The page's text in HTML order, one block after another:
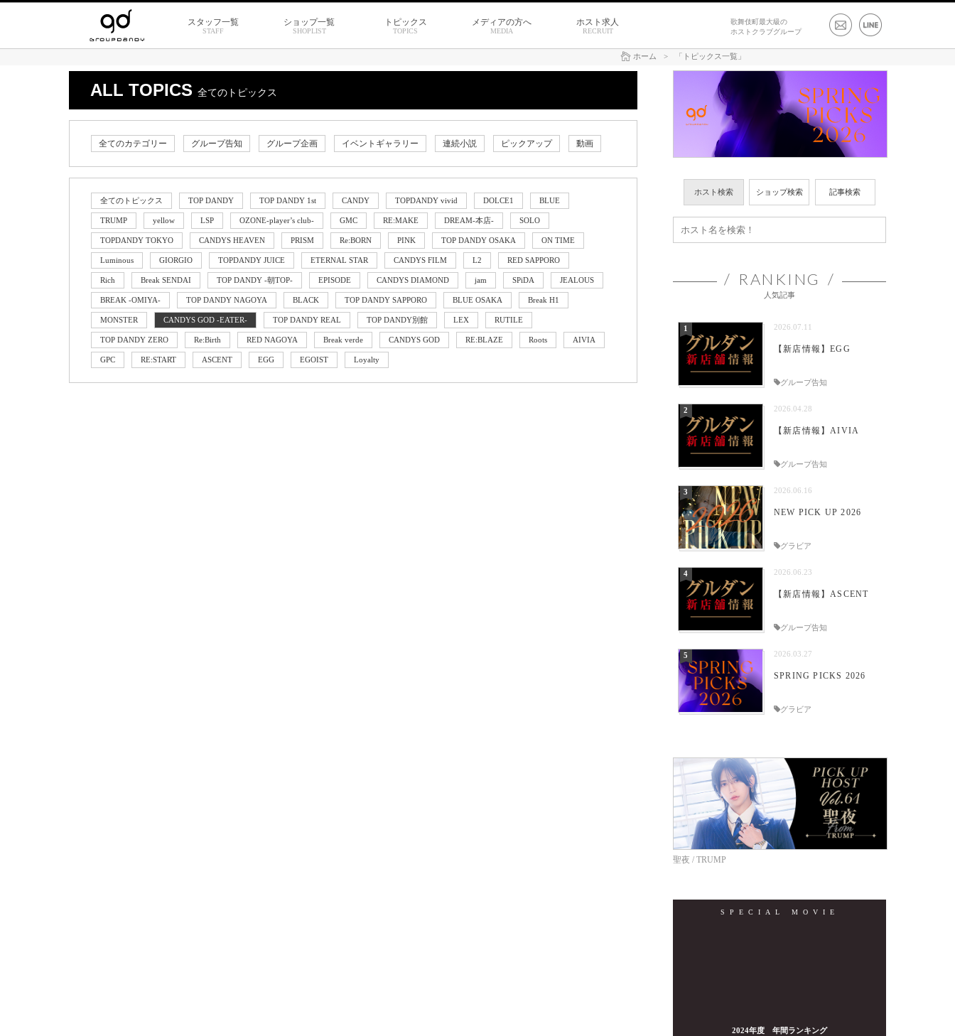
スタッフ一覧
STAFF
ショップ一覧
SHOPLIST
トピックス
TOPICS
メディアの方へ
MEDIA
ホスト求人
RECRUIT
歌舞伎町最大級の
ホストクラブグループ
ホーム > 「トピックス一覧」
ホスト検索 ショップ検索 記事検索
RANKING
人気記事
2026.07.11
【新店情報】EGG
グループ告知
2026.04.28
【新店情報】AIVIA
グループ告知
2026.06.16
NEW PICK UP 2026
グラビア
2026.06.23
【新店情報】ASCENT
グループ告知
2026.03.27
SPRING PICKS 2026
グラビア
聖夜 / TRUMP
SPECIAL MOVIE
2024年度 年間ランキング
ALL TOPICS 全てのトピックス
全てのカテゴリー グループ告知 グループ企画 イベントギャラリー 連続小説 ピックアップ 動画
全てのトピックス TOP DANDY TOP DANDY 1st CANDY TOPDANDY vivid DOLCE1 BLUE
TRUMP yellow LSP OZONE-player’s club- GMC RE:MAKE DREAM-本店- SOLO
TOPDANDY TOKYO CANDYS HEAVEN PRISM Re:BORN PINK TOP DANDY OSAKA ON TIME
Luminous GIORGIO TOPDANDY JUICE ETERNAL STAR CANDYS FILM L2 RED SAPPORO
Rich Break SENDAI TOP DANDY -朝TOP- EPISODE CANDYS DIAMOND jam SPiDA JEALOUS
BREAK -OMIYA- TOP DANDY NAGOYA BLACK TOP DANDY SAPPORO BLUE OSAKA Break H1
MONSTER CANDYS GOD -EATER- TOP DANDY REAL TOP DANDY別館 LEX RUTILE
TOP DANDY ZERO Re:Birth RED NAGOYA Break verde CANDYS GOD RE:BLAZE Roots AIVIA
GPC RE:START ASCENT EGG EGOIST Loyalty